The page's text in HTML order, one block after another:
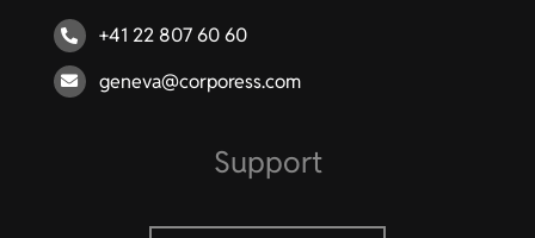
+41 22 807 60 60
geneva@corporess.com
Support